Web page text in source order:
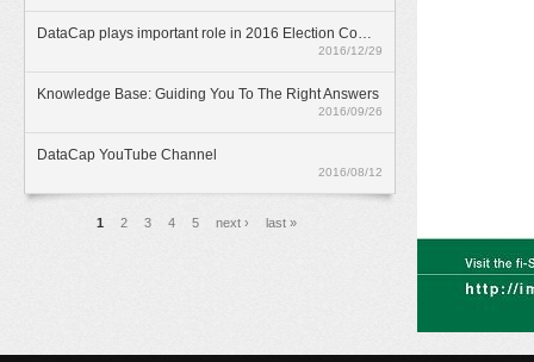
DataCap plays important role in 2016 Election Committee Subsector Elections
2016/12/29
Knowledge Base: Guiding You To The Right Answers
2016/09/26
DataCap YouTube Channel
2016/08/12
1 2 3 4 5 next › last »